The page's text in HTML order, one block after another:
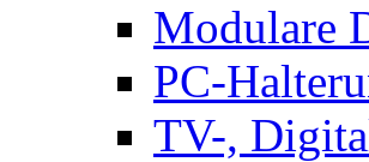
Modulare
PC-
TV-,